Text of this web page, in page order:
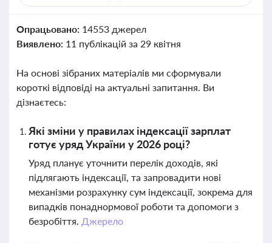
Опрацьовано: 14553 джерел
Виявлено: 11 публікацій за 29 квітня
На основі зібраних матеріалів ми сформували
короткі відповіді на актуальні запитання. Ви
дізнаєтесь:
Які зміни у правилах індексації зарплат
готує уряд України у 2026 році?
Уряд планує уточнити перелік доходів, які
підлягають індексації, та запровадити нові
механізми розрахунку сум індексації, зокрема для
випадків понаднормової роботи та допомоги з
безробіття. Джерело